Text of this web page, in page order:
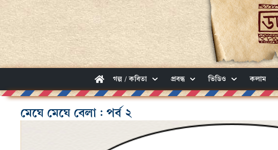
গল্প / কবিতা প্রবন্ধ ভিডিও কলাম
মেঘে মেঘে বেলা : পর্ব ২